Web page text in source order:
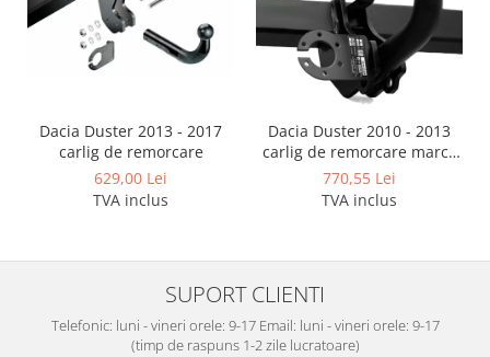
Covorase auto Nissan
Covorase auto Opel
Covorase auto Peugeot
Covorase auto Renault
Covorase auto Saab
Covorase auto Seat
Covorase auto Toyota
Covorase auto Volvo
Dacia Duster 2013 - 2017
carlig de remorcare
629,00 Lei
TVA inclus
Dacia Duster 2010 - 2013
carlig de remorcare marca
Autohak
770,55 Lei
TVA inclus
SUPORT CLIENTI
Telefonic: luni - vineri orele: 9-17 Email: luni - vineri orele: 9-17
(timp de raspuns 1-2 zile lucratoare)